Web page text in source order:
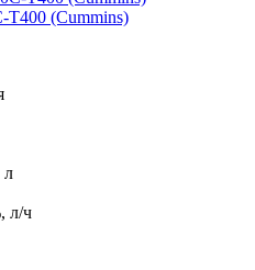
Т400 (Cummins)
л
л/ч